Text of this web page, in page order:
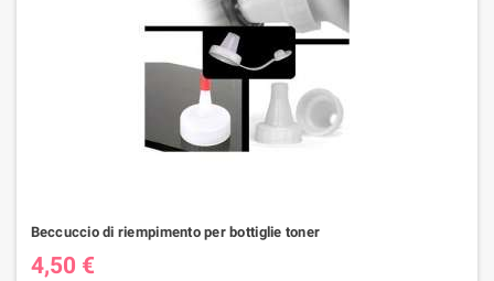
Beccuccio di riempimento per bottiglie toner
4,50 €